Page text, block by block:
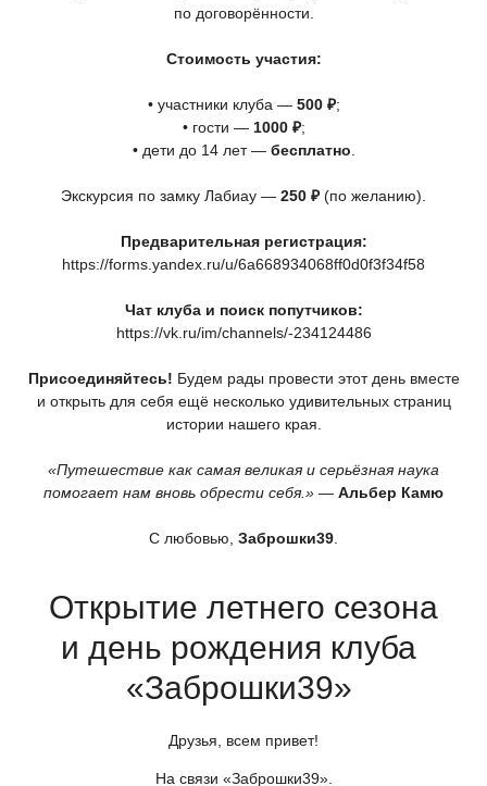
по договорённости.
Стоимость участия:
• участники клуба — 500 ₽;
• гости — 1000 ₽;
• дети до 14 лет — бесплатно
Экскурсия по замку Лабиау — 250 ₽ (по желанию).
Предварительная регистрация:
https://forms.yandex.ru/u/6a668934068ff0d0f3f34f58
Чат клуба и поиск попутчиков:
https://vk.ru/im/channels/-234124486
Присоединяйтесь! Будем рады провести этот день вместе
и открыть для себя ещё несколько удивительных страниц
истории нашего края.
«Путешествие как самая великая и серьёзная наука
помогает нам вновь обрести себя.» — Альбер Камю
С любовью, Заброшки39
Открытие летнего сезона
и день рождения клуба
«Заброшки39»
Друзья, всем привет!
На связи «Заброшки39».